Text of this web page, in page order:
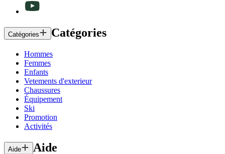
Catégories Catégories
Hommes
Femmes
Enfants
Vetements d'exterieur
Chaussures
Équipement
Ski
Promotion
Activités
Aide Aide